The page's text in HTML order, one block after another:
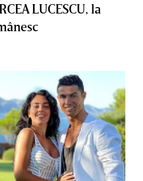
LUCESCU, la